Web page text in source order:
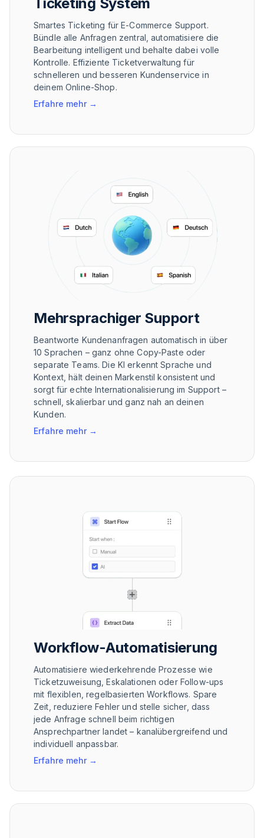
Smartes Ticketing für E-Commerce Support.
Bündle alle Anfragen zentral, automatisiere die
Bearbeitung intelligent und behalte dabei volle
Kontrolle. Effiziente Ticketverwaltung für
schnelleren und besseren Kundenservice in
deinem Online-Shop.
Erfahre mehr→
Mehrsprachiger Support
Beantworte Kundenanfragen automatisch in über
10 Sprachen – ganz ohne Copy-Paste oder
separate Teams. Die KI erkennt Sprache und
Kontext, hält deinen Markenstil konsistent und
sorgt für echte Internationalisierung im Support –
schnell, skalierbar und ganz nah an deinen
Kunden.
Erfahre mehr→
Workflow-Automatisierung
Automatisiere wiederkehrende Prozesse wie
Ticketzuweisung, Eskalationen oder Follow-ups
mit flexiblen, regelbasierten Workflows. Spare
Zeit, reduziere Fehler und stelle sicher, dass
jede Anfrage schnell beim richtigen
Ansprechpartner landet – kanalübergreifend und
individuell anpassbar.
Erfahre mehr→